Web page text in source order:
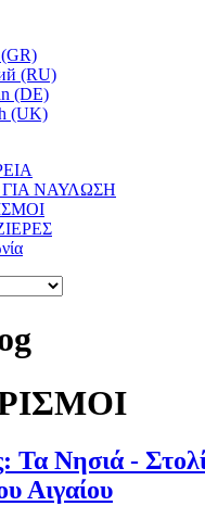
ΝΑΥΛΩΣΗ
Τα Νησιά -
Αιγαίου